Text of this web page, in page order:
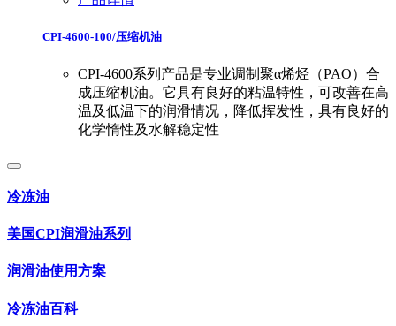
CPI-4600-100/压缩机油
CPI-4600系列产品是专业调制聚α烯烃（PAO）合
成压缩机油。它具有良好的粘温特性，可改善在高
温及低温下的润滑情况，降低挥发性，具有良好的
化学惰性及水解稳定性
冷冻油
美国CPI润滑油系列
润滑油使用方案
冷冻油百科